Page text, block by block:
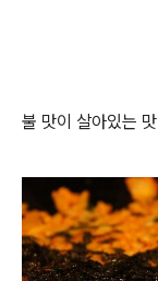
불 맛이 살아있는